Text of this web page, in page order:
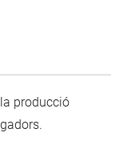
producció